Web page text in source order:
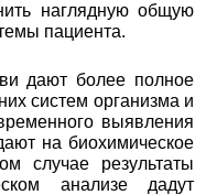
наглядную общую
пациента.
дают более полное
систем организма и
выявления
на биохимическое
случае результаты
анализе дадут